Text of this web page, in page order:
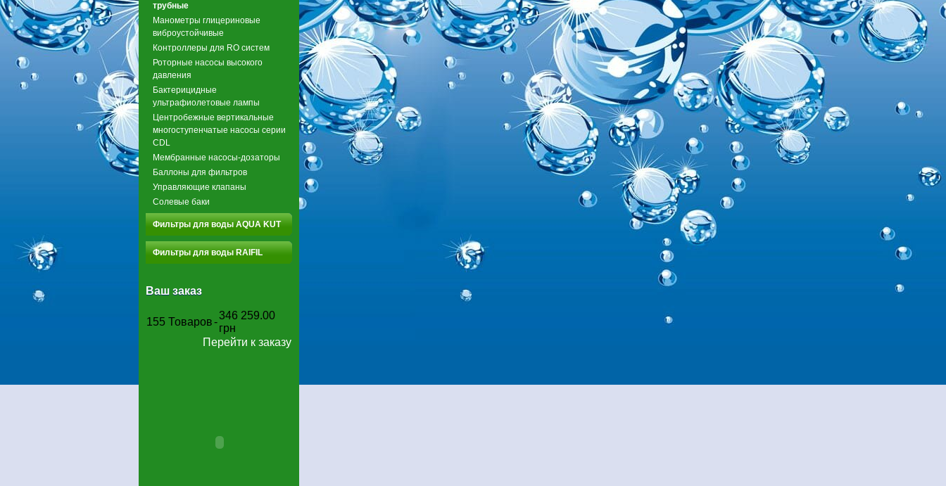
трубные
Манометры глицериновые
виброустойчивые
Контроллеры для RO систем
Роторные насосы высокого
давления
Бактерицидные
ультрафиолетовые лампы
Центробежные вертикальные
многоступенчатые насосы серии
CDL
Мембранные насосы-дозаторы
Баллоны для фильтров
Управляющие клапаны
Солевые баки
Фильтры для воды AQUA KUT
Фильтры для воды RAIFIL
Ваш заказ
155 Товаров-
346 259.00
грн
Перейти к заказу